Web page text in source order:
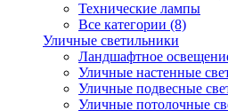
Технические лампы
Все категории (8)
Уличные светильники
Ландшафтное
Уличные настенные
Уличные подвесные
Уличные потолочные